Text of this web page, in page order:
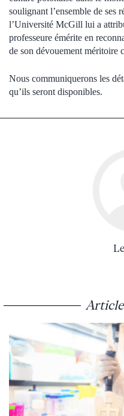
soulignant l’ensemble de ses
l’Université McGill lui a
professeure émérite en
de son dévouement méritoire
Nous communiquerons les
qu’ils seront disponibles.